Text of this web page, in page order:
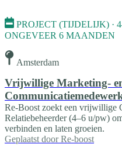
PROJECT (TIJDELIJK) ·
ONGEVEER 6 MAANDEN
Amsterdam
Vrijwillige Marketing-
Re-Boost zoekt een vrijwillige
Relatiebeheerder (4–6 u/pw)
verbinden en laten groeien.
Geplaatst door Re-boost